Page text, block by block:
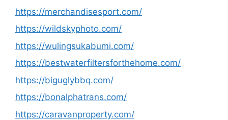
https://merchandisesport.com/
https://wildskyphoto.com/
https://wulingsukabumi.com/
https://bestwaterfiltersforthehome.com/
https://biguglybbq.com/
https://bonalphatrans.com/
https://caravanproperty.com/